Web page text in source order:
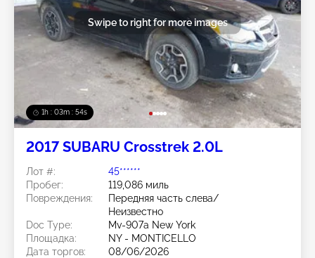
1h : 03m : 51s
Swipe to right for more images
2017 SUBARU Crosstrek 2.0L
Лот #:
45******
Пробег:
119,086 миль
Повреждения:
Передняя часть слева/
Неизвестно
Doc Type:
Mv-907a New York
Площадка:
NY - MONTICELLO
Дата торгов:
08/06/2026